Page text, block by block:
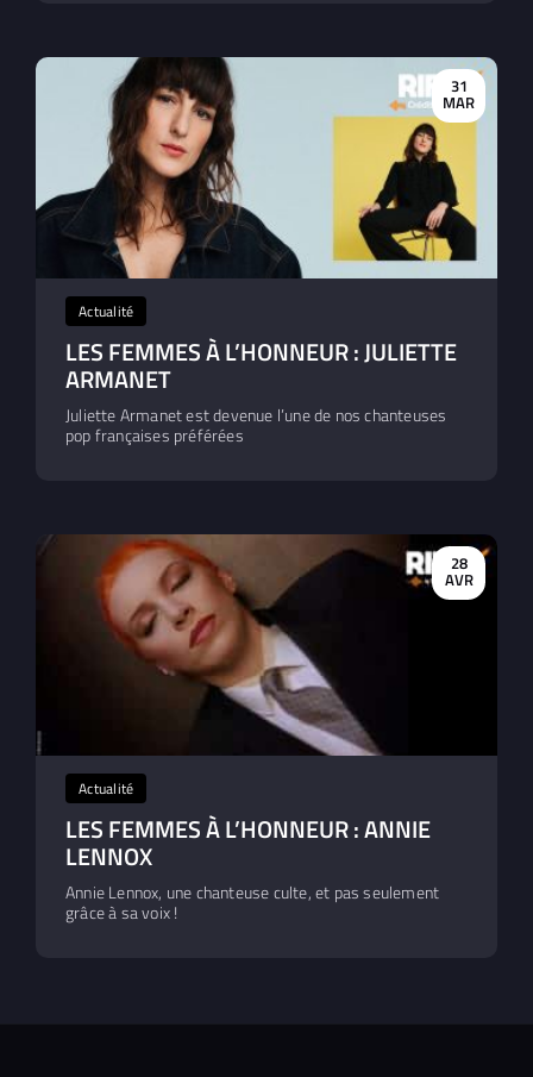
31
MAR
Actualité
LES FEMMES À L’HONNEUR : JULIETTE
ARMANET
Juliette Armanet est devenue l’une de nos chanteuses
pop françaises préférées
28
AVR
Actualité
LES FEMMES À L’HONNEUR : ANNIE
LENNOX
Annie Lennox, une chanteuse culte, et pas seulement
grâce à sa voix !